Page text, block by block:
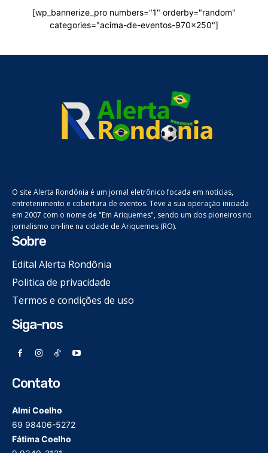
[wp_bannerize_pro numbers="1" orderby="random"
categories="acima-de-eventos-970x250"]
O site Alerta Rondônia é um jornal eletrônico focada em notícias,
entretenimento e cobertura de eventos. Teve a sua operação iniciada
em 2007 com o nome de "Em Ariquemes", sendo um dos pioneiros no
jornalismo on-line na cidade de Ariquemes (RO).
Sobre
Edital Alerta Rondônia
Politica de privacidade
Termos e condições de uso
Siga-nos
Contato
Almi Coelho
69 98406-5272
Fátima Coelho